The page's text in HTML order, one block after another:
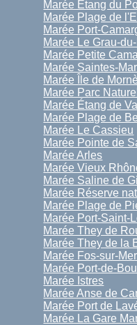
Marée Étang du
Marée Plage de
Marée Port-
Marée Le Grau-
Marée Petite
Marée Saintes-
Marée Île de
Marée Parc
Marée Étang de
Marée Plage de
Marée Le Cassieu
Marée Pointe de
Marée Arles
Marée Vieux
Marée Saline de
Marée Réserve
Marée Plage de
Marée Port-Saint-
Marée They de
Marée They de la
Marée Fos-sur-Mer
Marée Port-de-
Marée Istres
Marée Anse de
Marée Port de
Marée La Gare